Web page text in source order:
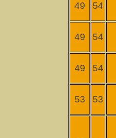
49 54
49 54
49 54
53 53